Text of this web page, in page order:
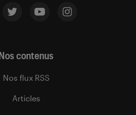
contenus
Nos flux RSS
Articles